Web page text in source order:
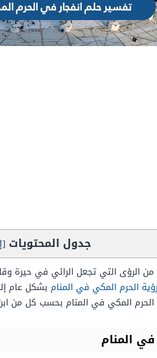
جدول المحتويات [
من الرؤى التي تجعل الرائي في حيرة
رؤية الحرم المكي في المنام بشكل عام
المكي في المنام بحسب كل من
المنام